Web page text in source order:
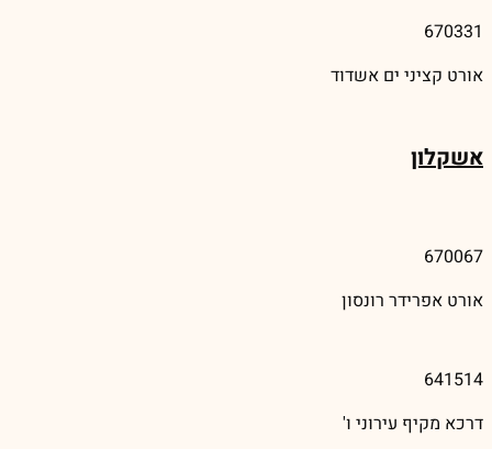
670331
אורט קציני ים אשדוד
אשקלון
670067
אורט אפרידר רונסון
641514
דרכא מקיף עירוני ו'